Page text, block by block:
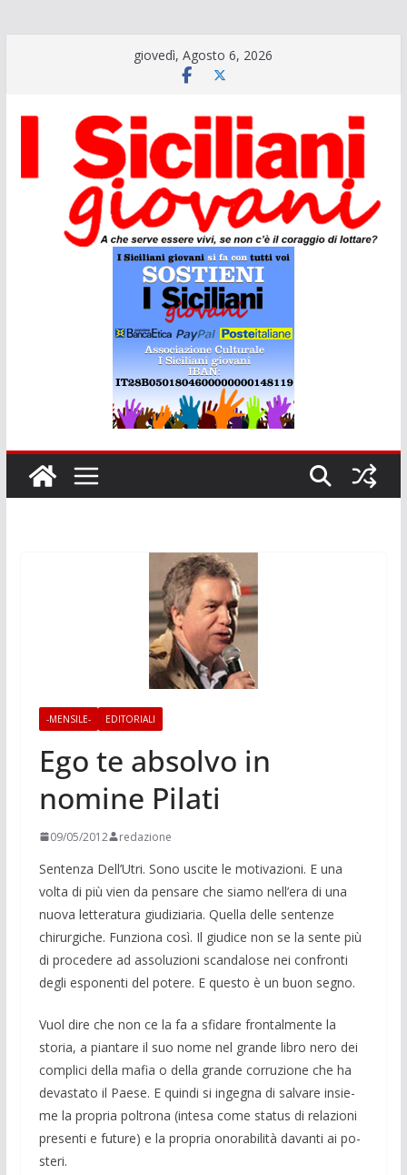
giovedì, Agosto 6, 2026
-MENSILE- EDITORIALI
Ego te absolvo in
nomine Pilati
09/05/2012 redazione
Sentenza Dell’Utri. Sono uscite le motivazioni. E una
volta di più vien da pensare che siamo nell’era di una
nuova letteratura giudiziaria. Quella delle sentenze
chirurgiche. Funziona così. Il giudice non se la sente più
di procedere ad assoluzioni scandalose nei confronti
degli esponenti del po­tere. E questo è un buon segno.
Vuol dire che non ce la fa a sfidare frontalmente la
storia, a piantare il suo nome nel grande libro nero dei
complici della mafia o della grande corruzione che ha
devastato il Paese. E quindi si ingegna di salvare insie­
me la propria poltrona (intesa come status di relazioni
presenti e future) e la propria onorabilità davanti ai po­
steri.